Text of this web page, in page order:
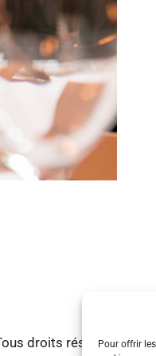
Pour offrir
droits réservés